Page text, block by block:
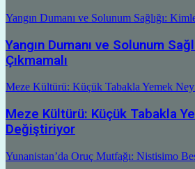
Yangın Dumanı ve Solunum Sağlığı:
Yangın Dumanı ve Solunum
Çıkmamalı
Meze Kültürü: Küçük Tabakla Yemek
Meze Kültürü: Küçük Tabakla
Değiştiriyor
Yunanistan’da Oruç Mutfağı: Nistisimo